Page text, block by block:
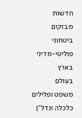
חדשות
מבזקים
ביטחוני
פוליטי-מדיני
בארץ
בעולם
משפט ופלילים
כלכלה ונדל"ן